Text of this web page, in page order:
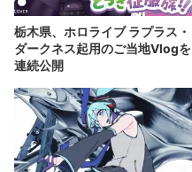
栃木県、ホロライブ ラプラス・
ダークネス起用のご当地Vlogを
連続公開